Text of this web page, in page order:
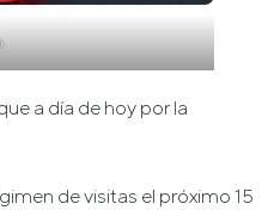
a día de hoy por la
de visitas el próximo 15